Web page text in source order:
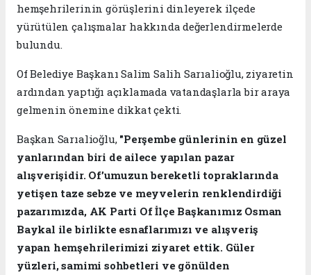
hemşehrilerinin görüşlerini dinleyerek ilçede
yürütülen çalışmalar hakkında değerlendirmelerde
bulundu.
Of Belediye Başkanı Salim Salih Sarıalioğlu, ziyaretin
ardından yaptığı açıklamada vatandaşlarla bir araya
gelmenin önemine dikkat çekti.
Başkan Sarıalioğlu, "Perşembe günlerinin en güzel
yanlarından biri de ailece yapılan pazar
alışverişidir. Of’umuzun bereketli topraklarında
yetişen taze sebze ve meyvelerin renklendirdiği
pazarımızda, AK Parti Of İlçe Başkanımız Osman
Baykal ile birlikte esnaflarımızı ve alışveriş
yapan hemşehrilerimizi ziyaret ettik. Güler
yüzleri, samimi sohbetleri ve gönülden